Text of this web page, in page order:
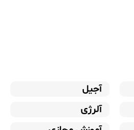
آجیل
آلرژی